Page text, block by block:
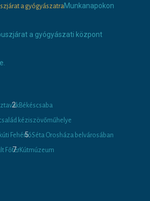
a gyógyászatraMunkanapokon
a gyógyászati központ
Békéscsaba
kéziszövőműhelye
FehértóSéta Orosháza belvárosában
FőtérKútmúzeum